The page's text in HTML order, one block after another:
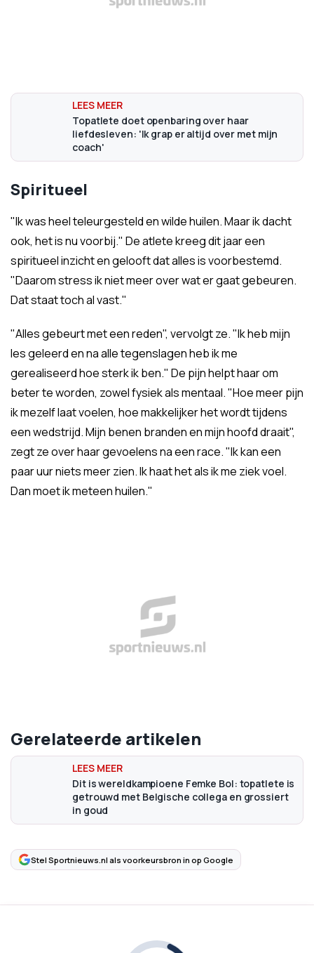
Topatlete doet openbaring over haar
liefdesleven: 'Ik grap er altijd over met mijn
coach'
Spiritueel
"Ik was heel teleurgesteld en wilde huilen. Maar ik dacht
ook, het is nu voorbij." De atlete kreeg dit jaar een
spiritueel inzicht en gelooft dat alles is voorbestemd.
"Daarom stress ik niet meer over wat er gaat gebeuren.
Dat staat toch al vast."
"Alles gebeurt met een reden", vervolgt ze. "Ik heb mijn
les geleerd en na alle tegenslagen heb ik me
gerealiseerd hoe sterk ik ben." De pijn helpt haar om
beter te worden, zowel fysiek als mentaal. "Hoe meer pijn
ik mezelf laat voelen, hoe makkelijker het wordt tijdens
een wedstrijd. Mijn benen branden en mijn hoofd draait",
zegt ze over haar gevoelens na een race. "Ik kan een
paar uur niets meer zien. Ik haat het als ik me ziek voel.
Dan moet ik meteen huilen."
Gerelateerde artikelen
Dit is wereldkampioene Femke Bol: topatlete is
getrouwd met Belgische collega en grossiert
in goud
Stel Sportnieuws.nl als voorkeursbron in op Google